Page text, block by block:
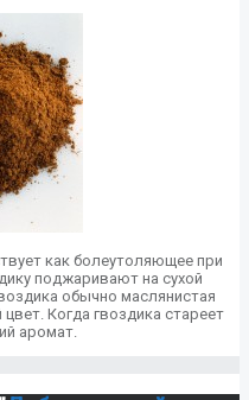
как болеутоляющее при
поджаривают на сухой
обычно маслянистая
Когда гвоздика стареет
аромат.